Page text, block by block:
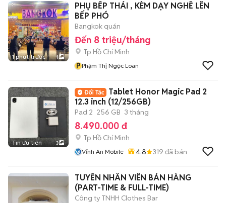
1 phút trước 1
PHỤ BẾP THÁI , KÈM DẠY NGHỀ LÊN
BẾP PHÓ
Bangkok quán
Đến 8 triệu/tháng
Tp Hồ Chí Minh
P Phạm Thị Ngọc Loan
Tin ưu tiên 3
Tablet Honor Magic Pad 2
12.3 inch (12/256GB)
Pad 2 256 GB 3 tháng
8.490.000 đ
Tp Hồ Chí Minh
Vĩnh An Mobile 4.8 319 đã bán
TUYỂN NHÂN VIÊN BÁN HÀNG
(PART-TIME & FULL-TIME)
Công ty TNHH Clothes Bar